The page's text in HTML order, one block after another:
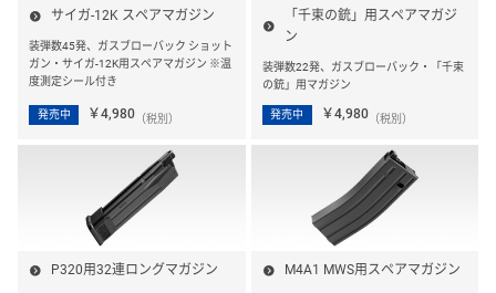
サイガ-12K スペアマガジン
装弾数45発、ガスブローバック ショット
ガン・サイガ-12K用スペアマガジン ※温
度測定シール付き
発売中 ￥4,980 （税別）
「千束の銃」用スペアマガジ
ン
装弾数22発、ガスブローバック・「千束
の銃」用マガジン
発売中 ￥4,980（税別）
P320用32連ロングマガジン M4A1 MWS用スペアマガジン